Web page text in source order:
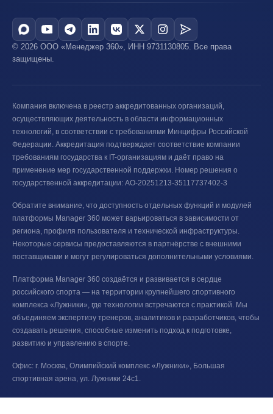
© 2026 ООО «Менеджер 360», ИНН 9731130805. Все права
защищены.
Компания включена в реестр аккредитованных организаций,
осуществляющих деятельность в области информационных
технологий, в соответствии с требованиями Минцифры Российской
Федерации. Аккредитация подтверждает соответствие компании
требованиям государства к IT-организациям и даёт право на
применение мер государственной поддержки. Номер решения о
государственной аккредитации: АО-20251213-35117737402-3
Обратите внимание, что доступность отдельных функций и модулей
платформы Manager 360 может варьироваться в зависимости от
региона, профиля пользователя и технической инфраструктуры.
Некоторые сервисы предоставляются в партнёрстве с внешними
поставщиками и могут регулироваться дополнительными условиями.
Платформа Manager 360 создаётся и развивается в сердце
российского спорта — на территории крупнейшего спортивного
комплекса «Лужники», где технологии встречаются с практикой. Мы
объединяем экспертизу тренеров, аналитиков и разработчиков, чтобы
создавать решения, способные изменить подход к подготовке,
развитию и управлению в спорте.
Офис: г. Москва, Олимпийский комплекс «Лужники», Большая
спортивная арена, ул. Лужники 24с1.